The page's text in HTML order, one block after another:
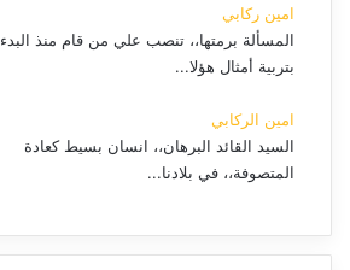
امين ركابي
المسألة برمتها،، تنصب علي من قام منذ البدء
بتربية أمثال هؤلا...
امين الركابي
السيد القائد البرهان،، انسان بسيط كعادة
المتصوفة،، في بلادنا...